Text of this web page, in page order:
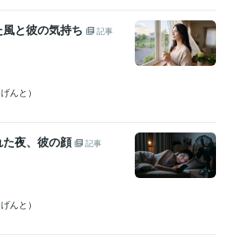
と彼の気持ち
記事
んと）
夜、彼の顔
記事
んと）